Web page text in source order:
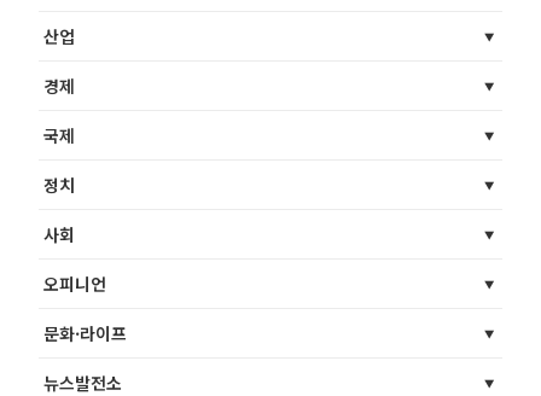
산업
경제
국제
정치
사회
오피니언
문화·라이프
뉴스발전소